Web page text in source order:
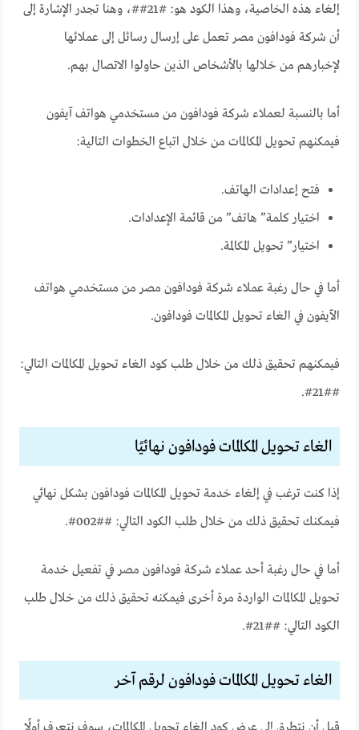
إلغاء هذه الخاصية،وهذا الكود هو: #21##،
وهنا تجدر الإشارة إلى
أن شركة فودافون مصر تعمل على إرسال رسائل إلى عملائها
لإخبارهم من خلالها بالأشخاص الذين حاولوا الاتصال بهم.
أما بالنسبة لعملاء شركة فودافون من مستخدمي هواتف آيفون
فيمكنهم تحويل المكالمات من خلال اتباع الخطوات التالية:
فتح إعدادات الهاتف.
اختيار كلمة” هاتف” من قائمة الإعدادات.
اختيار” تحويل المكالمة.
أما في حال رغبة عملاء شركة فودافون مصر من مستخدمي هواتف
الآيفون في الغاء تحويل المكالمات فودافون.
فيمكنهم تحقيق ذلك من خلال طلب كود الغاء تحويل المكالمات التالي:
##21#.
الغاء تحويل المكالمات فودافون نهائيًا
إذا كنت ترغب في إلغاء خدمة تحويل المكالمات فودافون بشكل نهائي
فيمكنك تحقيق ذلك من خلال طلب الكود التالي: ##002#.
أما في حال رغبة أحد عملاء شركة فودافون مصر في تفعيل خدمة
تحويل المكالمات الواردة مرة أخرى فيمكنه تحقيق ذلك من خلال طلب
الكود التالي: ##21#.
الغاء تحويل المكالمات فودافون لرقم آخر